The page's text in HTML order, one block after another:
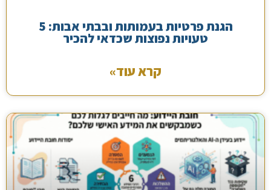
הגנת פרטיות בעמותות ובבתי אבות: 5
טעויות נפוצות שכדאי להכיר
קרא עוד»